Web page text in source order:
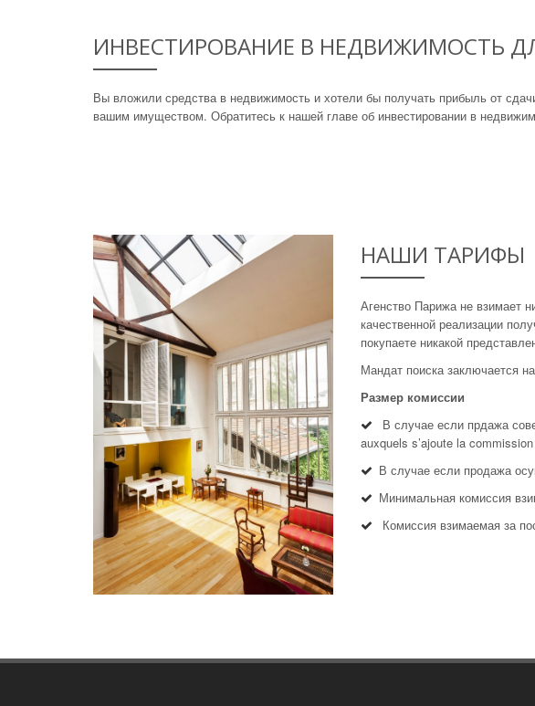
ИНВЕСТИРОВАНИЕ В НЕДВИЖИМОСТЬ
Вы вложили средства в недвижимость и хотели бы получать прибыль от
вашим имуществом. Обратитесь к нашей главе об инвестировании в
НАШИ ТАРИФЫ
Агенство Парижа не взимает
качественной реализации
покупаете никакой
Мандат поиска заключается
Размер комиссии
В случае если прдажа
auxquels s’ajoute la commission
В случае если продажа
Минимальная комиссия
Комиссия взимаемая за